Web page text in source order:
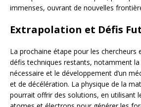
immenses, ouvrant de nouvelles
Extrapolation et Défis
La prochaine étape pour les chercheurs
défis techniques restants, notamment
nécessaire et le développement d’un
et de décélération. La physique de la
pourrait offrir des solutions, en utilisant